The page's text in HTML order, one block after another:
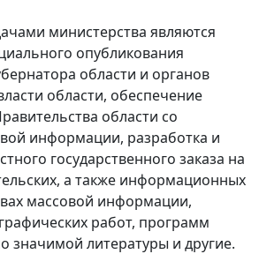
министерства являются
опубликования
области и органов
области, обеспечение
области со
информации, разработка и
государственного заказа на
а также информационных
массовой информации,
работ, программ
значимой литературы и другие.